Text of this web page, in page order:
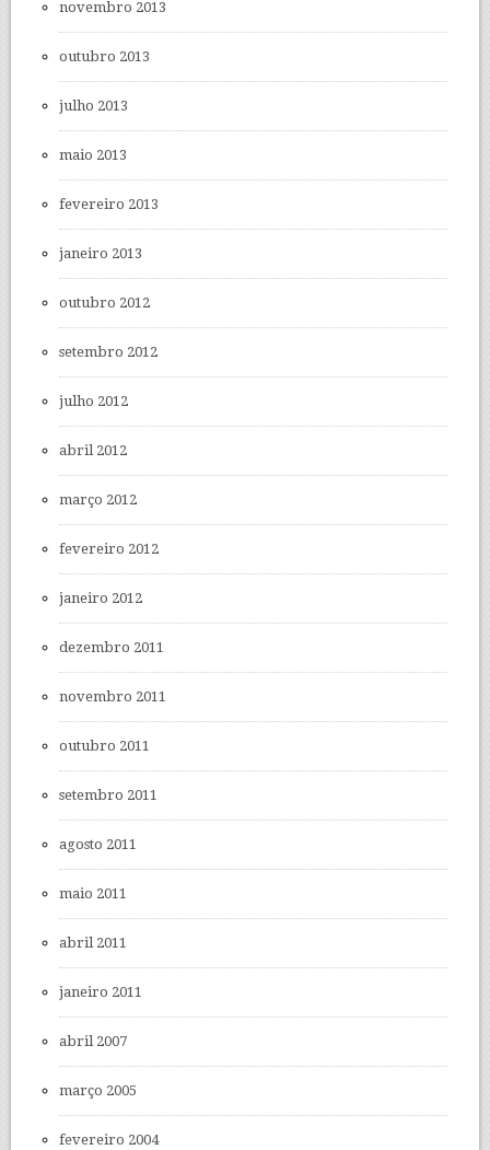
novembro 2013
outubro 2013
julho 2013
maio 2013
fevereiro 2013
janeiro 2013
outubro 2012
setembro 2012
julho 2012
abril 2012
março 2012
fevereiro 2012
janeiro 2012
dezembro 2011
novembro 2011
outubro 2011
setembro 2011
agosto 2011
maio 2011
abril 2011
janeiro 2011
abril 2007
março 2005
fevereiro 2004